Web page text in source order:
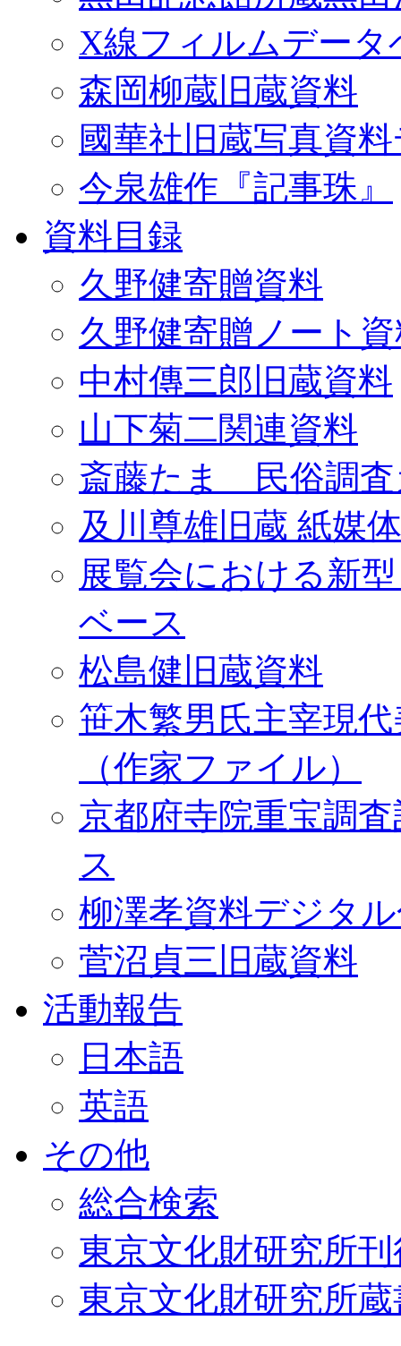
X線フィルムデータ
森岡柳蔵旧蔵資料
國華社旧蔵写真資
今泉雄作『記事珠』
資料目録
久野健寄贈資料
久野健寄贈ノート
中村傳三郎旧蔵資料
山下菊二関連資料
斎藤たま 民俗調査
及川尊雄旧蔵 紙媒
展覧会における新
ベース
松島健旧蔵資料
笹木繁男氏主宰現
（作家ファイル）
京都府寺院重宝調
ス
柳澤孝資料デジタ
菅沼貞三旧蔵資料
活動報告
日本語
英語
その他
総合検索
東京文化財研究所
東京文化財研究所